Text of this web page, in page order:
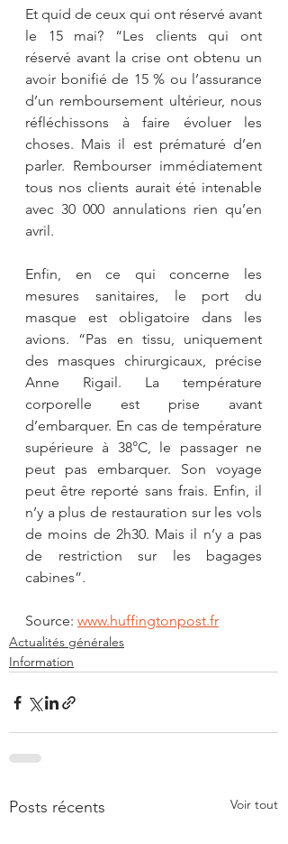
Et quid de ceux qui ont réservé avant
le 15 mai? “Les clients qui ont
réservé avant la crise ont obtenu un
avoir bonifié de 15 % ou l’assurance
d’un remboursement ultérieur, nous
réfléchissons à faire évoluer les
choses. Mais il est prématuré d’en
parler. Rembourser immédiatement
tous nos clients aurait été intenable
avec 30 000 annulations rien qu’en
avril.
Enfin, en ce qui concerne les
mesures sanitaires, le port du
masque est obligatoire dans les
avions. “Pas en tissu, uniquement
des masques chirurgicaux, précise
Anne Rigail. La température
corporelle est prise avant
d’embarquer. En cas de température
supérieure à 38°C, le passager ne
peut pas embarquer. Son voyage
peut être reporté sans frais. Enfin, il
n’y a plus de restauration sur les vols
de moins de 2h30. Mais il n’y a pas
de restriction sur les bagages
cabines”.
Source: www.huffingtonpost.fr
Actualités générales
Information
Posts récents Voir tout